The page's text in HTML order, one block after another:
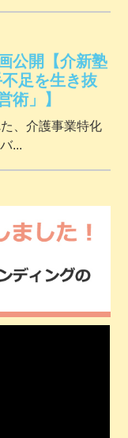
公開【介新塾
足を生き抜
術」】
、介護事業特化
...